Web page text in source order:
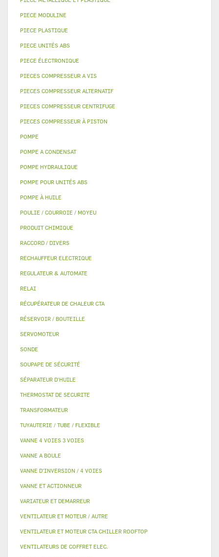
PIECE MODULINE
PIECE PLASTIQUE
PIECE UNITÉS ABS
PIECE ÉLECTRONIQUE
PIECES COMPRESSEUR A VIS
PIECES COMPRESSEUR ALTERNATIF
PIECES COMPRESSEUR CENTRIFUGE
PIECES COMPRESSEUR À PISTON
POMPE
POMPE A CONDENSAT
POMPE HYDRAULIQUE
POMPE POUR UNITÉS ABS
POMPE À HUILE
POULIE / COURROIE / MOYEU
PRODUIT CHIMIQUE
RACCORD / DIVERS
RECHAUFFEUR ELECTRIQUE
REGULATEUR & AUTOMATE
RELAI
RÉCUPÉRATEUR DE CHALEUR CTA
RÉSERVOIR / BOUTEILLE
SERVOMOTEUR
SONDE
SOUPAPE DE SÉCURITÉ
SÉPARATEUR D'HUILE
THERMOSTAT DE SECURITE
TRANSFORMATEUR
TUYAUTERIE / TUBE / FLEXIBLE
VANNE 4 VOIES 3 VOIES
VANNE A BOULE
VANNE D’INVERSION / 4 VOIES
VANNE ET ACTIONNEUR
VARIATEUR ET DEMARREUR
VENTILATEUR ET MOTEUR / AUTRE
VENTILATEUR ET MOTEUR CTA CHILLER ROOFTOP
VENTILATEURS DE COFFRET ELEC.